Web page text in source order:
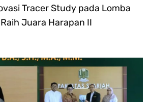
Tracer Study pada Lomba
Juara Harapan II